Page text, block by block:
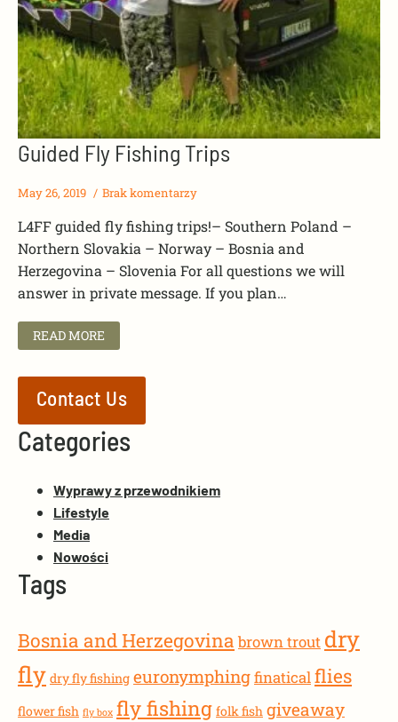
Guided Fly Fishing Trips
May 26, 2019 Brak komentarzy
L4FF guided fly fishing trips!– Southern Poland –
Northern Slovakia – Norway – Bosnia and
Herzegovina – Slovenia For all questions we will
answer in private message. If you plan…
READ MORE
Contact Us
Categories
Wyprawy z przewodnikiem
Lifestyle
Media
Nowości
Tags
Bosnia and Herzegovina brown trout dry
fly dry fly fishing euronymphingfinaticalflies
flower fish fly box fly fishing folk fish giveaway